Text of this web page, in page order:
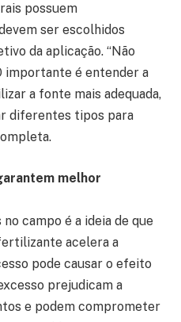
possuem
ser escolhidos
da aplicação. “Não
importante é entender a
a fonte mais adequada,
diferentes tipos para
melhor
campo é a ideia de que
acelera a
pode causar o efeito
prejudicam a
e podem comprometer